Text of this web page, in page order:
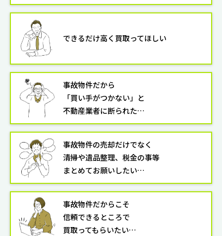
できるだけ高く買取ってほしい
事故物件だから
「買い手がつかない」と
不動産業者に断られた…
事故物件の売却だけでなく
清掃や遺品整理、税金の事等
まとめてお願いしたい…
事故物件だからこそ
信頼できるところで
買取ってもらいたい…